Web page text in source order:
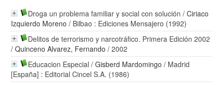
Droga un problema familiar y social con solución /Ciriaco
Izquierdo Moreno / Bilbao : Ediciones Mensajero (1992)
Delitos de terrorismo y narcotráfico. Primera Edición 2002
/Quinceno Alvarez, Fernando / 2002
Educacion Especial /Gisberd Mardomingo / Madrid
[España] : Editorial Cincel S.A. (1986)